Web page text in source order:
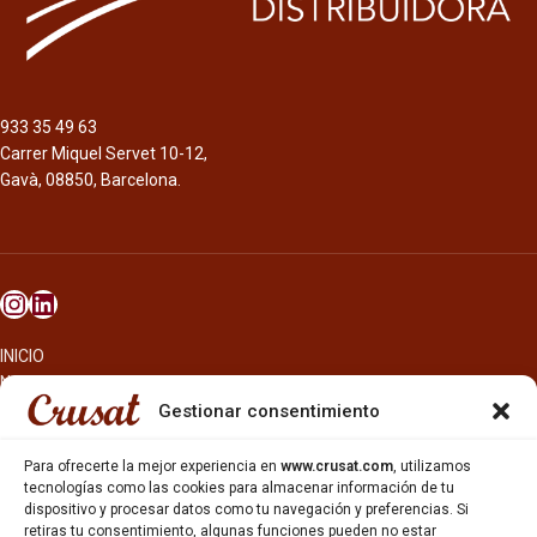
Gestionar consentimiento
Para ofrecerte la mejor experiencia en www.crusat.com, utilizamos
tecnologías como las cookies para almacenar información de tu
dispositivo y procesar datos como tu navegación y preferencias. Si
retiras tu consentimiento, algunas funciones pueden no estar
933 35 49 63
Carrer Miquel Servet 10-12,
Gavà, 08850, Barcelona.
INICIO
NOSOTROS
CERVEZAS
OTROS PRODUCTOS
REPARTO EN BARCELONA
HOSTELERÍA Y PEQUEÑA ALIMENTACIÓN